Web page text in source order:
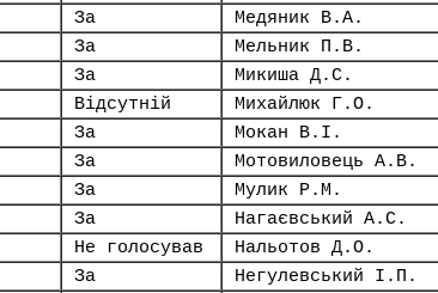
За Медяник В.А.
За Мельник П.В.
За Микиша Д.С.
Відсутній Михайлюк Г.О.
За Мокан В.І.
За Мотовиловець А.В.
За Мулик Р.М.
За Нагаєвський А.С.
Не голосував Нальотов Д.О.
За Негулевський І.П.